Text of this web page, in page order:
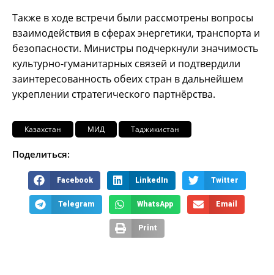
Также в ходе встречи были рассмотрены вопросы
взаимодействия в сферах энергетики, транспорта и
безопасности. Министры подчеркнули значимость
культурно-гуманитарных связей и подтвердили
заинтересованность обеих стран в дальнейшем
укреплении стратегического партнёрства.
Казахстан МИД Таджикистан
Поделиться:
Facebook LinkedIn Twitter
Telegram WhatsApp Email
Print